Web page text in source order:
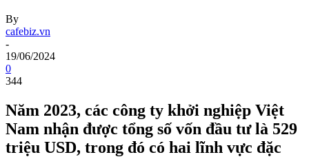
By
cafebiz.vn
-
19/06/2024
0
344
Năm 2023, các công ty khởi nghiệp Việt
Nam nhận được tổng số vốn đầu tư là 529
triệu USD, trong đó có hai lĩnh vực đặc